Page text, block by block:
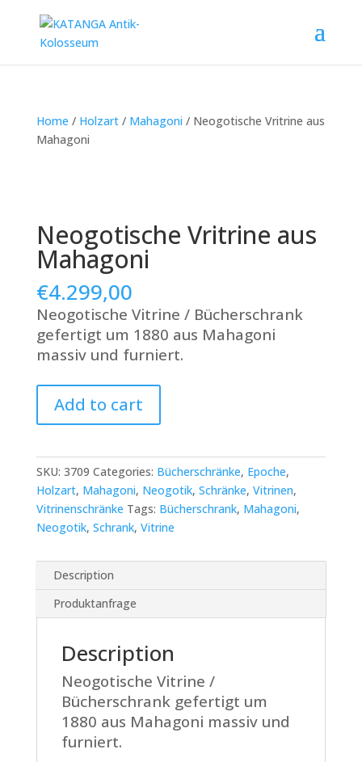
Home / Holzart/ Mahagoni / Neogotische Vritrine aus
Mahagoni
Neogotische Vritrine aus
Mahagoni
€4.299,00
Neogotische Vitrine / Bücherschrank
gefertigt um 1880 aus Mahagoni
massiv und furniert.
Vritrine
aus
quantity
Add to cart
SKU: 3709 Categories: Bücherschränke, Epoche,
Holzart, Mahagoni, Neogotik, Schränke, Vitrinen,
Vitrinenschränke Tags: Bücherschrank, Mahagoni,
Neogotik, Schrank, Vitrine
Description
Produktanfrage
Description
Neogotische Vitrine /
Bücherschrank gefertigt um
1880 aus Mahagoni massiv und
furniert.